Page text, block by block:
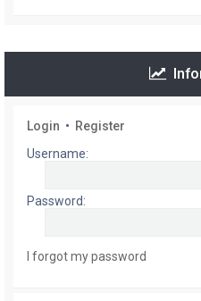
Login • Register
Username:
Password:
I forgot my password